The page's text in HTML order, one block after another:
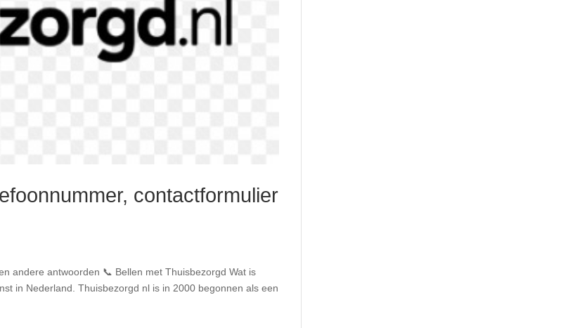
contactformulier
andere antwoorden 📞 Bellen met Thuisbezorgd Wat is
in Nederland. Thuisbezorgd nl is in 2000 begonnen als een